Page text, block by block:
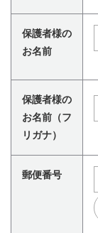
保護者様の
お名前
保護者様の
お名前（フ
リガナ）
郵便番号